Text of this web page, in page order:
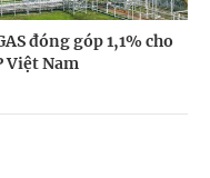
đóng góp 1,1% cho
Việt Nam